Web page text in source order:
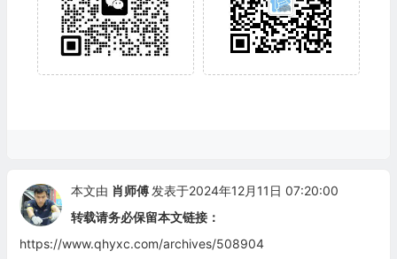
本文由 肖师傅 发表于2024年12月11日 07:20:00
转载请务必保留本文链接：
https://www.qhyxc.com/archives/508904